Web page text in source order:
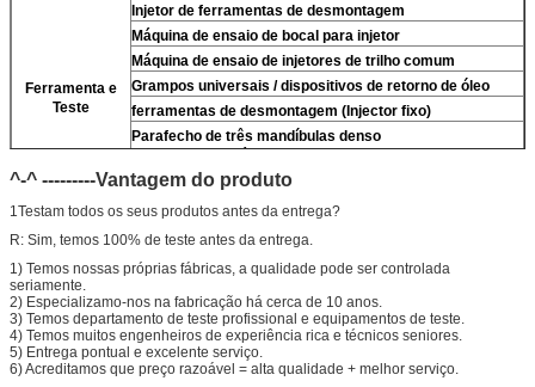
Ferramenta e
Teste
Injetor de ferramentas de desmontagem
Máquina de ensaio de bocal para injetor
Máquina de ensaio de injetores de trilho comum
Grampos universais / dispositivos de retorno de óleo
ferramentas de desmontagem (Injector fixo)
Parafecho de três mandíbulas denso
(remover)Paraválvula de densidade)
Limpeza ultra-sônica (limpeza suja do injetor)
micrômetro
BOS/Para denso/Para For Delp/Para ct piezo)
^-^ ---------Vantagem do produto
1Testam todos os seus produtos antes da entrega?
R: Sim, temos 100% de teste antes da entrega.
1) Temos nossas próprias fábricas, a qualidade pode ser controlada
seriamente.
2) Especializamo-nos na fabricação há cerca de 10 anos.
3) Temos departamento de teste profissional e equipamentos de teste.
4) Temos muitos engenheiros de experiência rica e técnicos seniores.
5) Entrega pontual e excelente serviço.
6) Acreditamos que preço razoável = alta qualidade + melhor serviço.